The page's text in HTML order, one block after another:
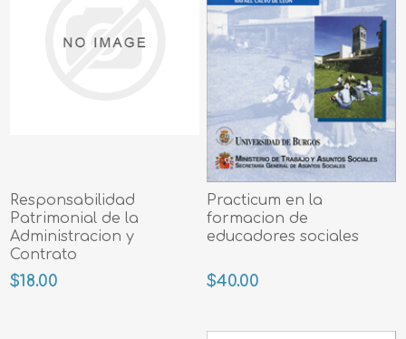
Responsabilidad
Patrimonial de la
Administracion y
Contrato
$18.00
Practicum en la
formacion de
educadores sociales
$40.00